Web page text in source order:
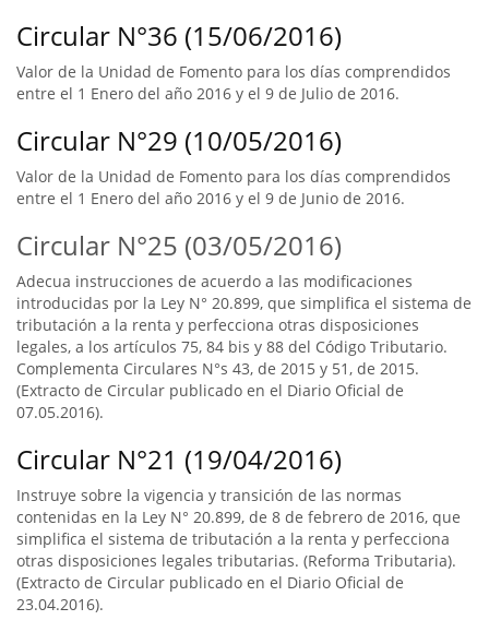
Circular N°36 (15/06/2016)
Valor de la Unidad de Fomento para los días comprendidos
entre el 1 Enero del año 2016 y el 9 de Julio de 2016.
Circular N°29 (10/05/2016)
Valor de la Unidad de Fomento para los días comprendidos
entre el 1 Enero del año 2016 y el 9 de Junio de 2016.
Circular N°25 (03/05/2016)
Adecua instrucciones de acuerdo a las modificaciones
introducidas por la Ley N° 20.899, que simplifica el sistema de
tributación a la renta y perfecciona otras disposiciones
legales, a los artículos 75, 84 bis y 88 del Código Tributario.
Complementa Circulares N°s 43, de 2015 y 51, de 2015.
(Extracto de Circular publicado en el Diario Oficial de
07.05.2016).
Circular N°21 (19/04/2016)
Instruye sobre la vigencia y transición de las normas
contenidas en la Ley N° 20.899, de 8 de febrero de 2016, que
simplifica el sistema de tributación a la renta y perfecciona
otras disposiciones legales tributarias. (Reforma Tributaria).
(Extracto de Circular publicado en el Diario Oficial de
23.04.2016).